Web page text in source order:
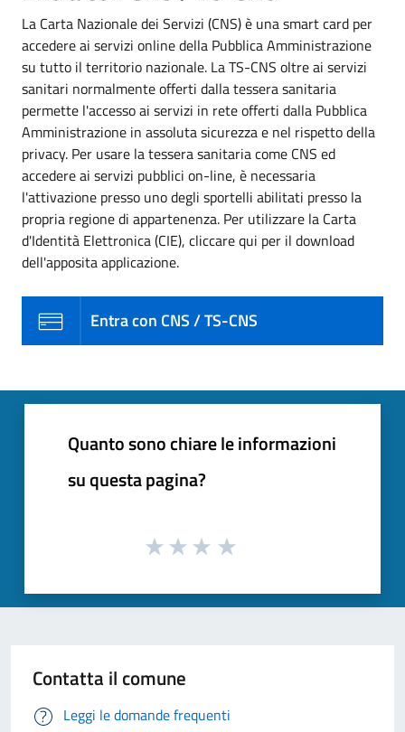
La Carta Nazionale dei Servizi (CNS) è una smart card per
accedere ai servizi online della Pubblica Amministrazione
su tutto il territorio nazionale. La TS-CNS oltre ai servizi
sanitari normalmente offerti dalla tessera sanitaria
permette l'accesso ai servizi in rete offerti dalla Pubblica
Amministrazione in assoluta sicurezza e nel rispetto della
privacy. Per usare la tessera sanitaria come CNS ed
accedere ai servizi pubblici on-line, è necessaria
l'attivazione presso uno degli sportelli abilitati presso la
propria regione di appartenenza. Per utilizzare la Carta
d'Identità Elettronica (CIE), cliccare qui per il download
dell'apposita applicazione.
Entra con CNS / TS-CNS
Quanto sono chiare le informazioni
su questa pagina?
Contatta il comune
Leggi le domande frequenti